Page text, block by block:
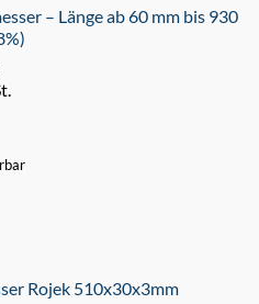
– Länge ab 60 mm bis 930
€
Rojek 510x30x3mm